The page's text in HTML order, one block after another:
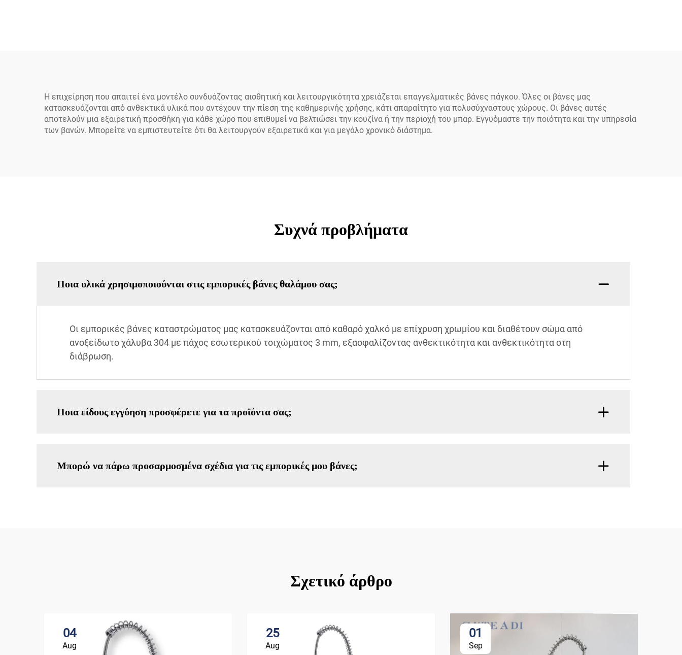
Ύψους
Η επιχείρηση που απαιτεί ένα μοντέλο συνδυάζοντας αισθητική και λειτουργικότητα χρειάζεται επαγγελματικές βάνες πάγκου. Όλες οι βάνες μας
κατασκευάζονται από ανθεκτικά υλικά που αντέχουν την πίεση της καθημερινής χρήσης, κάτι απαραίτητο για πολυσύχναστους χώρους. Οι βάνες αυτές
αποτελούν μια εξαιρετική προσθήκη για κάθε χώρο που επιθυμεί να βελτιώσει την κουζίνα ή την περιοχή του μπαρ. Εγγυόμαστε την ποιότητα και την υπηρεσία
των βανών. Μπορείτε να εμπιστευτείτε ότι θα λειτουργούν εξαιρετικά και για μεγάλο χρονικό διάστημα.
Συχνά προβλήματα
Ποια υλικά χρησιμοποιούνται στις εμπορικές βάνες θαλάμου σας;
Οι εμπορικές βάνες καταστρώματος μας κατασκευάζονται από καθαρό χαλκό με επίχρυση χρωμίου και διαθέτουν σώμα από
ανοξείδωτο χάλυβα 304 με πάχος εσωτερικού τοιχώματος 3 mm, εξασφαλίζοντας ανθεκτικότητα και ανθεκτικότητα στη
διάβρωση.
Ποια είδους εγγύηση προσφέρετε για τα προϊόντα σας;
Μπορώ να πάρω προσαρμοσμένα σχέδια για τις εμπορικές μου βάνες;
Σχετικό άρθρο
04
Aug
25
Aug
01
Sep